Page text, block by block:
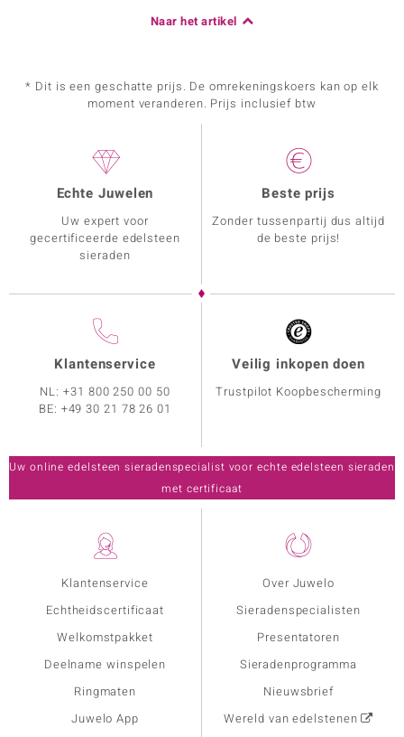
Naar het artikel
* Dit is een geschatte prijs. De omrekeningskoers kan op elk
moment veranderen. Prijs inclusief btw
Klantenservice
Echtheidscertificaat
Welkomstpakket
Deelname winspelen
Ringmaten
Juwelo App
Over Juwelo
Sieradenspecialisten
Presentatoren
Sieradenprogramma
Nieuwsbrief
Wereld van edelstenen
Echte Juwelen
Uw expert voor
gecertificeerde edelsteen
sieraden
Beste prijs
Zonder tussenpartij dus altijd
de beste prijs!
Klantenservice
NL:+31 800 250 00 50
BE: +49 30 21 78 26 01
Veilig inkopen doen
Trustpilot Koopbescherming
Uw online edelsteen sieradenspecialist voor echte edelsteen sieraden
met certificaat